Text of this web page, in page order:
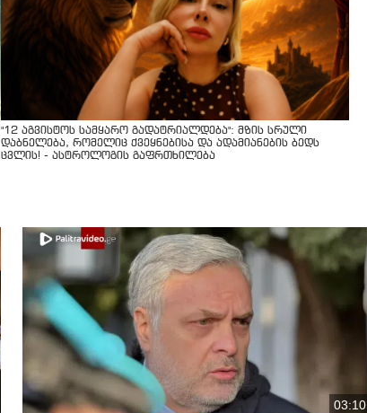
"12 აგვისტოს სამყარო გადატრიალდება": მზის სრული
დაბნელება, რომელიც ქვეყნებისა და ადამიანების ბედს
ცვლის! - ასტროლოგის გაფრთხილება
03:10